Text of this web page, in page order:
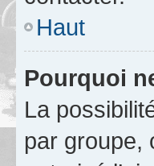
Haut
Pourquoi
La
par groupe,